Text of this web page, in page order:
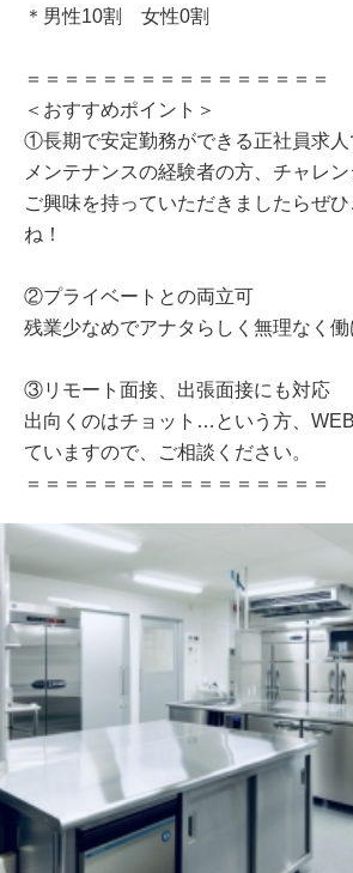
＊男性10割 女性0割
＝＝＝＝＝＝＝＝＝＝＝＝＝＝＝＝
＜おすすめポイント＞
①長期で安定勤務ができる正社員求人
メンテナンスの経験者の方、チャレ
ご興味を持っていただきましたらぜ
ね！
②プライベートとの両立可
残業少なめでアナタらしく無理なく働
③リモート面接、出張面接にも対応
出向くのはチョット…という方、
ていますので、ご相談ください。
＝＝＝＝＝＝＝＝＝＝＝＝＝＝＝＝